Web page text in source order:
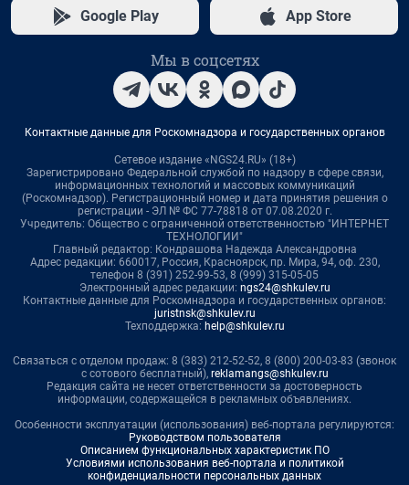
Google Play App Store
Мы в соцсетях
Контактные данные для Роскомнадзора и государственных органов
Сетевое издание «NGS24.RU» (18+)
Зарегистрировано Федеральной службой по надзору в сфере связи,
информационных технологий и массовых коммуникаций
(Роскомнадзор). Регистрационный номер и дата принятия решения о
регистрации - ЭЛ № ФС 77-78818 от 07.08.2020 г.
Учредитель: Общество с ограниченной ответственностью "ИНТЕРНЕТ
ТЕХНОЛОГИИ"
Главный редактор: Кондрашова Надежда Александровна
Адрес редакции: 660017, Россия, Красноярск, пр. Мира, 94, оф. 230,
телефон 8 (391) 252-99-53, 8 (999) 315-05-05
Электронный адрес редакции: ngs24@shkulev.ru
Контактные данные для Роскомнадзора и государственных органов:
juristnsk@shkulev.ru
Техподдержка: help@shkulev.ru
Связаться с отделом продаж: 8 (383) 212-52-52, 8 (800) 200-03-83 (звонок
с сотового бесплатный), reklamangs@shkulev.ru
Редакция сайта не несет ответственности за достоверность
информации, содержащейся в рекламных объявлениях.
Особенности эксплуатации (использования) веб-портала регулируются:
Руководством пользователя
Описанием функциональных характеристик ПО
Условиями использования веб-портала и политикой
конфиденциальности персональных данных